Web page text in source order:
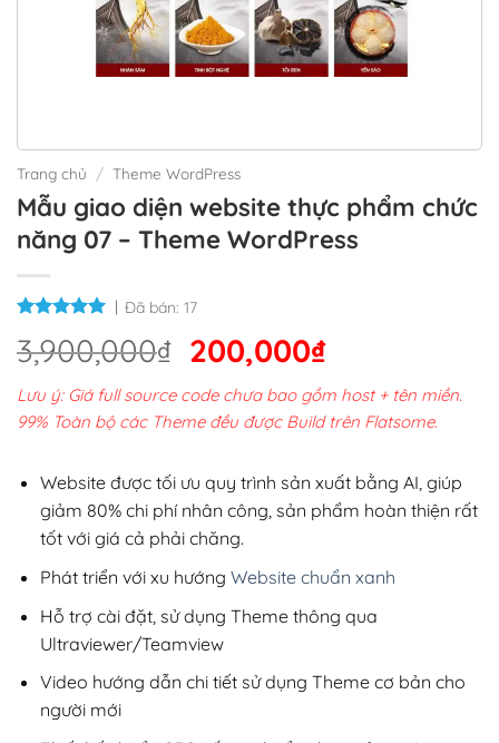
Trang chủ / Theme WordPress
Mẫu giao diện website thực phẩm chức
năng 07 – Theme WordPress
Đã bán: 17
3,900,000₫ Giá
gốc
là:
3,900,000₫.
200,000₫Giá
hiện
tại
200,000₫.
Lưu ý: Giá full source code chưa bao gồm host + tên miền.
99% Toàn bộ các Theme đều được Build trên Flatsome.
Website được tối ưu quy trình sản xuất bằng AI, giúp
giảm 80% chi phí nhân công, sản phẩm hoàn thiện rất
tốt với giá cả phải chăng.
Phát triển với xu hướng Website chuẩn xanh
Hỗ trợ cài đặt, sử dụng Theme thông qua
Ultraviewer/Teamview
Video hướng dẫn chi tiết sử dụng Theme cơ bản cho
người mới